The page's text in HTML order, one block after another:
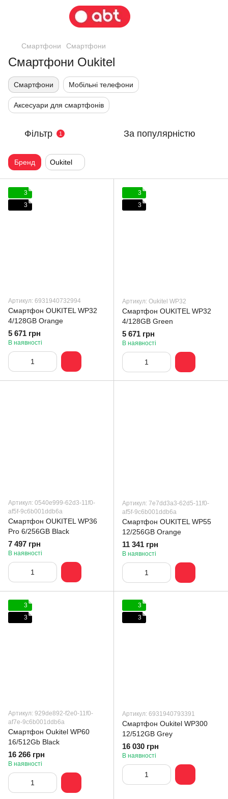
Смартфони Смартфони
Смартфони Oukitel
Смартфони Мобільні телефони
Аксесуари для смартфонів
Фільтр 1 За популярністю
Бренд Oukitel
3
3
Артикул: 6931940732994
Смартфон OUKITEL WP32
4/128GB Orange
5 671 грн
В наявності
3
3
Артикул: Oukitel WP32
Смартфон OUKITEL WP32
4/128GB Green
5 671 грн
В наявності
Артикул: 0540e999-62d3-11f0-
af5f-9c6b001ddb6a
Смартфон OUKITEL WP36
Pro 6/256GB Black
7 497 грн
В наявності
Артикул: 7e7dd3a3-62d5-11f0-
af5f-9c6b001ddb6a
Смартфон OUKITEL WP55
12/256GB Orange
11 341 грн
В наявності
3
3
Артикул: 929de892-f2e0-11f0-
af7e-9c6b001ddb6a
Смартфон Oukitel WP60
16/512Gb Black
16 266 грн
В наявності
3
3
Артикул: 6931940793391
Смартфон Oukitel WP300
12/512GB Grey
16 030 грн
В наявності